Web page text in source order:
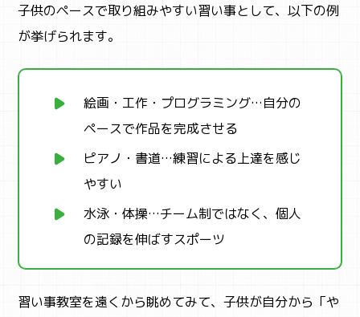
子供のペースで取り組みやすい習い事として、以下の例
が挙げられます。
絵画・工作・プログラミング…自分の
ペースで作品を完成させる
ピアノ・書道…練習による上達を感じ
やすい
水泳・体操…チーム制ではなく、個人
の記録を伸ばすスポーツ
習い事教室を遠くから眺めてみて、子供が自分から「や